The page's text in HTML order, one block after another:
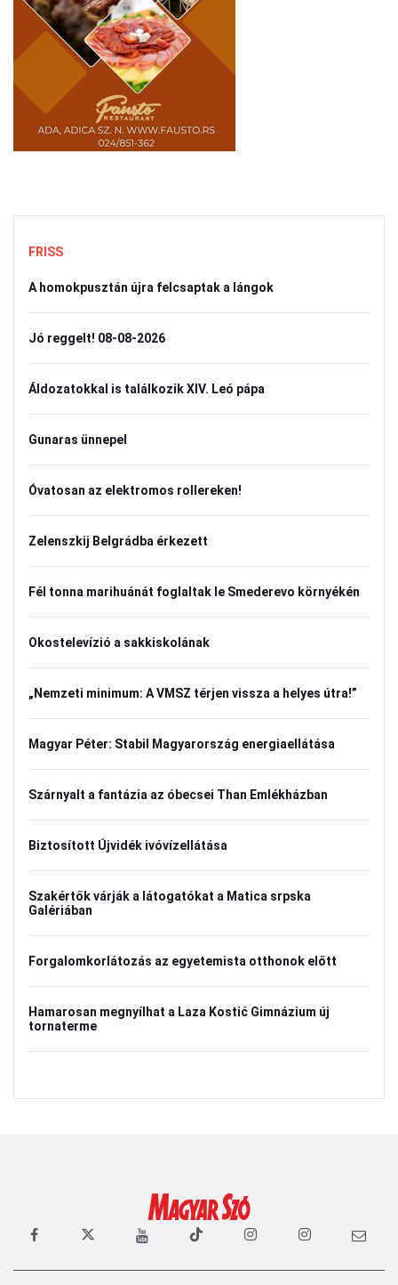
FRISS
A homokpusztán újra felcsaptak a lángok
Jó reggelt! 08-08-2026
Áldozatokkal is találkozik XIV. Leó pápa
Gunaras ünnepel
Óvatosan az elektromos rollereken!
Zelenszkij Belgrádba érkezett
Fél tonna marihuánát foglaltak le Smederevo környékén
Okostelevízió a sakkiskolának
„Nemzeti minimum: A VMSZ térjen vissza a helyes útra!”
Magyar Péter: Stabil Magyarország energiaellátása
Szárnyalt a fantázia az óbecsei Than Emlékházban
Biztosított Újvidék ivóvízellátása
Szakértők várják a látogatókat a Matica srpska
Galériában
Forgalomkorlátozás az egyetemista otthonok előtt
Hamarosan megnyílhat a Laza Kostić Gimnázium új
tornaterme